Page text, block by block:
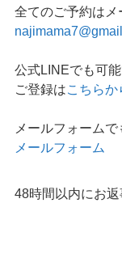
全てのご予約はメ
公式LINEでも可能
ご登録はこちらか
メールフォームで
メールフォーム
48時間以内にお返